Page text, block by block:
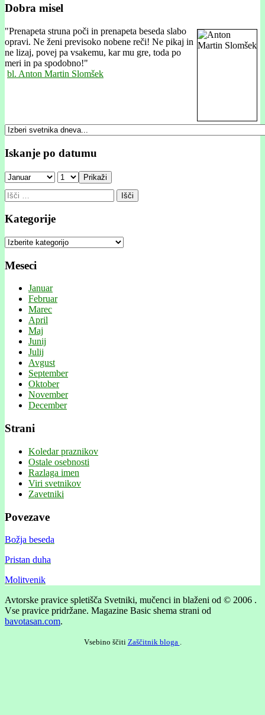
Dobra misel
"Prenapeta struna poči in prenapeta beseda slabo
opravi. Ne ženi previsoko nobene reči! Ne pikaj in
ne lizaj, povej pa vsakemu, kar mu gre, toda po
meri in pa spodobno!"
bl. Anton Martin Slomšek
Iskanje po datumu
Prikaži
Išči:
Kategorije
Kategorije
Meseci
Januar
Februar
Marec
April
Maj
Junij
Julij
Avgust
September
Oktober
November
December
Strani
Koledar praznikov
Ostale osebnosti
Razlaga imen
Viri svetnikov
Zavetniki
Povezave
Božja beseda
Pristan duha
Molitvenik
Avtorske pravice spletišča Svetniki, mučenci in blaženi od © 2006 .
Vse pravice pridržane. Magazine Basic shema strani od
bavotasan.com.
Vsebino ščiti Zaščitnik bloga .